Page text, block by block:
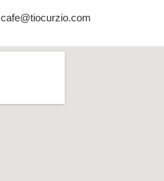
cafe@tiocurzio.com